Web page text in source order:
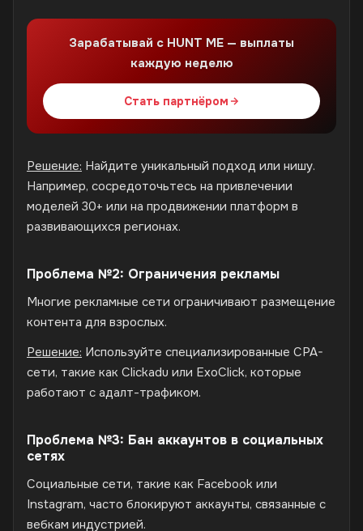
Зарабатывай с HUNT ME — выплаты
каждую неделю
Стать партнёром
Решение: Найдите уникальный подход или нишу.
Например, сосредоточьтесь на привлечении
моделей 30+ или на продвижении платформ в
развивающихся регионах.
Проблема №2: Ограничения рекламы
Многие рекламные сети ограничивают размещение
контента для взрослых.
Решение: Используйте специализированные CPA-
сети, такие как Clickadu или ExoClick, которые
работают с адалт-трафиком.
Проблема №3: Бан аккаунтов в социальных
сетях
Социальные сети, такие как Facebook или
Instagram, часто блокируют аккаунты, связанные с
вебкам индустрией.